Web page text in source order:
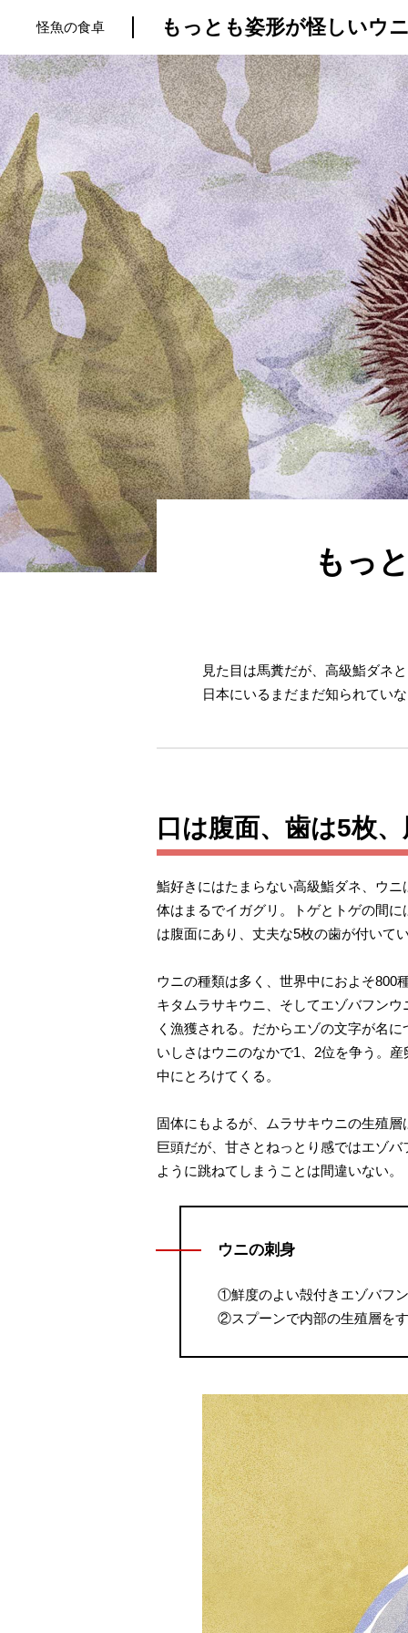
怪魚の食卓 もっとも姿形が怪しいウ
もっ
見た目は馬糞だが、高級鮨ダネ
日本にいるまだまだ知られてい
口は腹面、歯は5枚
鮨好きにはたまらない高級鮨ダネ、ウ
体はまるでイガグリ。トゲとトゲの間
は腹面にあり、丈夫な5枚の歯が付いて
ウニの種類は多く、世界中におよそ800
キタムラサキウニ、そしてエゾバフン
く漁獲される。だからエゾの文字が名
いしさはウニのなかで1、2位を争う。
中にとろけてくる。
固体にもよるが、ムラサキウニの生殖
巨頭だが、甘さとねっとり感ではエゾ
ように跳ねてしまうことは間違いない。
ウニの刺身
①鮮度のよい殻付きエゾバフ
②スプーンで内部の生殖層を